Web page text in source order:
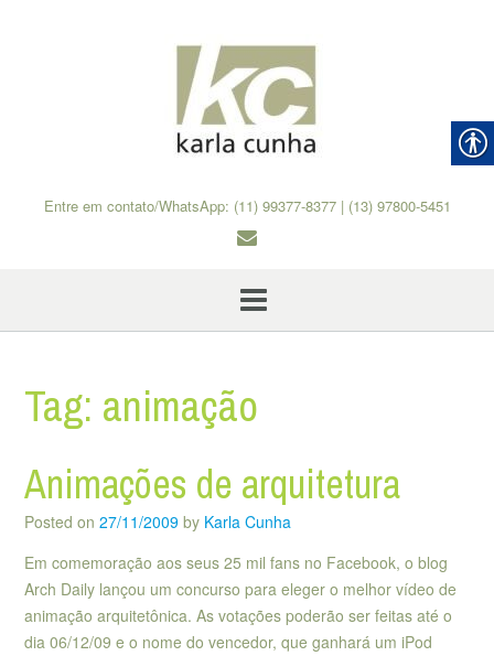
Entre em contato/WhatsApp: (11) 99377-8377 | (13) 97800-5451
Tag: animação
Animações de arquitetura
Posted on 27/11/2009 by Karla Cunha
Em comemoração aos seus 25 mil fans no Facebook, o blog
Arch Daily lançou um concurso para eleger o melhor vídeo de
animação arquitetônica. As votações poderão ser feitas até o
dia 06/12/09 e o nome do vencedor, que ganhará um iPod